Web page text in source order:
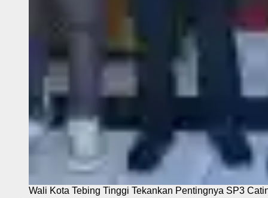
Wali Kota Tebing Tinggi Tekankan Pentingnya SP3